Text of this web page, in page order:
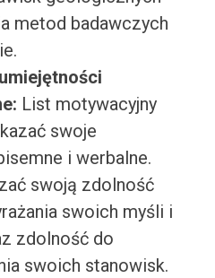
metod badawczych
List motywacyjny
swoje
i werbalne.
swoją zdolność
swoich myśli i
zdolność do
swoich stanowisk.